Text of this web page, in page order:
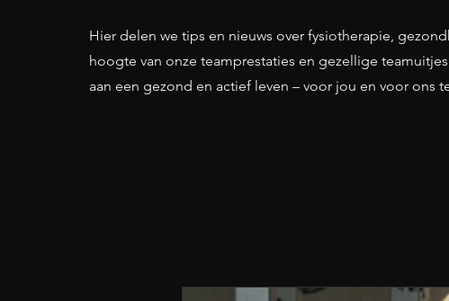
Hier delen we tips en nieuws over fysiotherapie,
hoogte van onze teamprestaties en gezellige
aan een gezond en actief leven – voor jou en voor ons